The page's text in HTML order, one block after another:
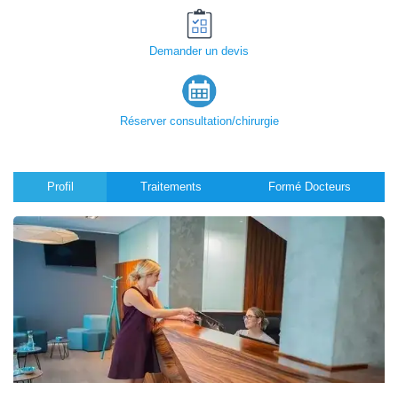
Demander un devis
Réserver consultation/chirurgie
Profil Traitements Formé Docteurs